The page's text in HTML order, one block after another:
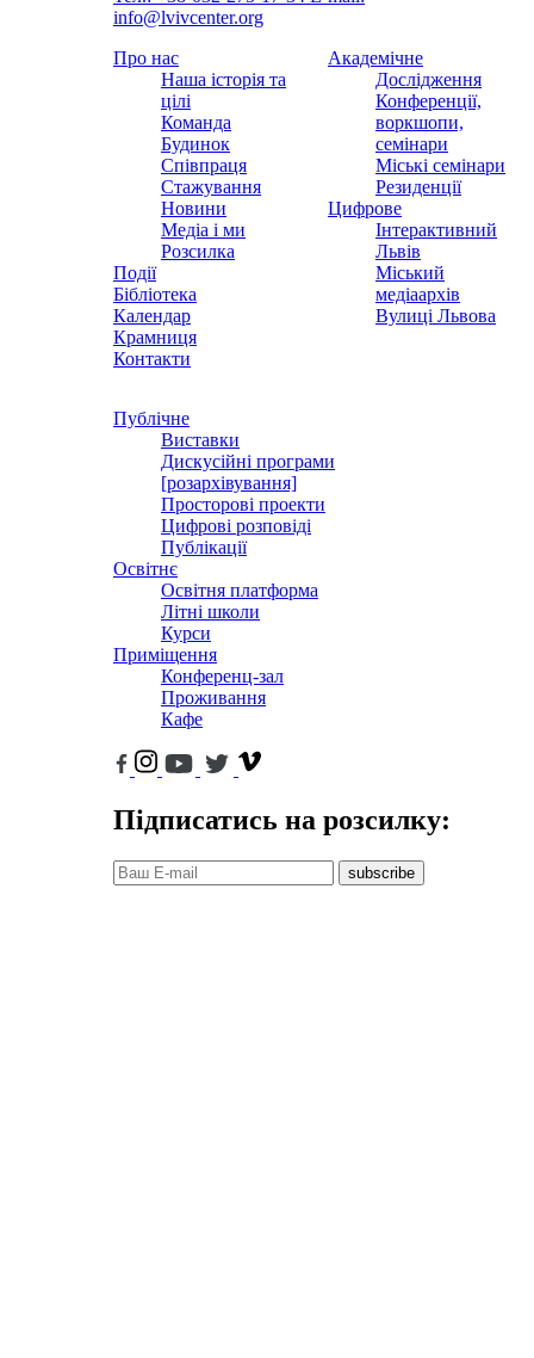
info@lvivcenter.org
Про нас
Наша історія та
цілі
Команда
Будинок
Співпраця
Стажування
Новини
Медіа і ми
Розсилка
Події
Бібліотека
Календар
Крамниця
Контакти
Академічне
Дослідження
Конференції,
воркшопи,
семінари
Міські семінари
Резиденції
Цифрове
Інтерактивний
Львів
Міський
медіаархів
Вулиці Львова
Публічне
Виставки
Дискусійні програми
[розархівування]
Просторові проекти
Цифрові розповіді
Публікації
Освітнє
Освітня платформа
Літні школи
Курси
Приміщення
Конференц-зал
Проживання
Кафе
Підписатись на розсилку:
subscribe